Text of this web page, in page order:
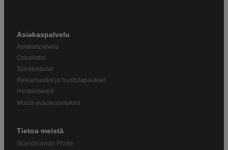
Asiakaspalvelu
Asiakaspalvelu
Ostoehdot
Toimitustavat
Reklamaatiot ja huoltotapaukset
Henkilötiedot
Muuta evästeasetuksia
Tietoa meistä
Scandinavian Photo